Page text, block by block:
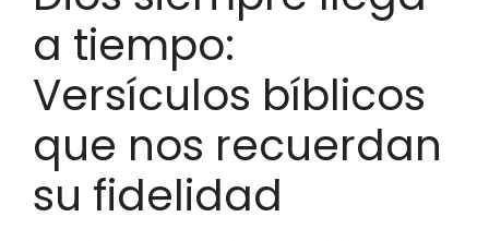
a tiempo:
Versículos bíblicos
que nos recuerdan
su fidelidad